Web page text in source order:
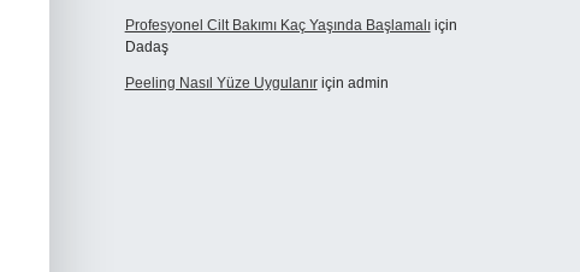
Profesyonel Cilt Bakımı Kaç Yaşında Başlamalıiçin
Dadaş
Peeling Nasıl Yüze Uygulanıriçin admin